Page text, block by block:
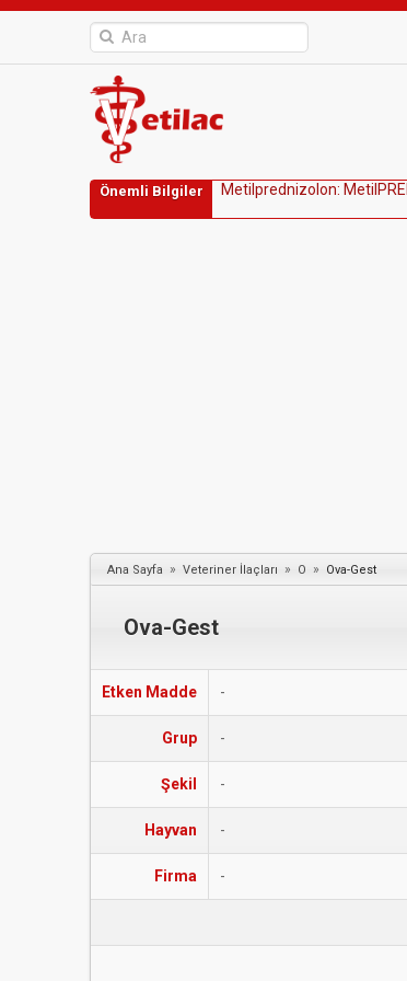
Önemli Bilgiler Meti prednizo on: Meti PRE
Ana Sayfa » Veteriner İlaçları » O » Ova-Gest
Ova-Gest
Etken Madde -
Grup -
Şekil -
Hayvan -
Firma -